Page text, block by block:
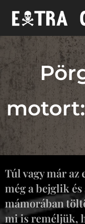
Túl vagy már
még a bejglik
mámorában
mi is reméljük,